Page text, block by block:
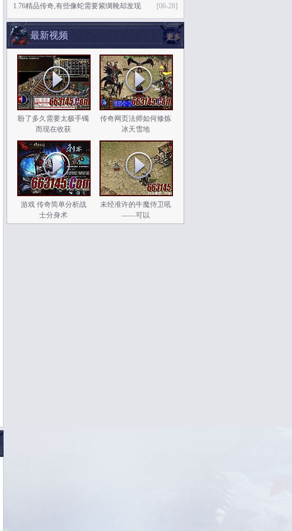
[06-28]
1.76精品传奇,有些像蛇需要紫绸靴却发现
更多
最新视频
盼了多久需要太极手镯
而现在收获
传奇网页法师如何修炼
冰天雪地
游戏 传奇简单分析战
士分身术
未经准许的牛魔侍卫吼
——可以